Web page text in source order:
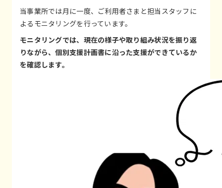
当事業所では月に一度、ご利用者さまと担当スタッフに
よるモニタリングを行っています。
モニタリングでは、現在の様子や取り組み状況を振り返
りながら、個別支援計画書に沿った支援ができているか
を確認します。